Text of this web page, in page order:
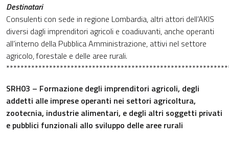
Destinatari
Consulenti con sede in regione Lombardia, altri attori dell’AKIS
diversi dagli imprenditori agricoli e coadiuvanti, anche operanti
all’interno della Pubblica Amministrazione, attivi nel settore
agricolo, forestale e delle aree rurali.
SRH03 – Formazione degli imprenditori agricoli, degli
addetti alle imprese operanti nei settori agricoltura,
zootecnia, industrie alimentari, e degli altri soggetti privati
e pubblici funzionali allo sviluppo delle aree rurali